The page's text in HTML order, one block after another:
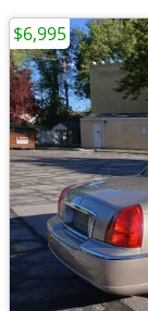
$6,995